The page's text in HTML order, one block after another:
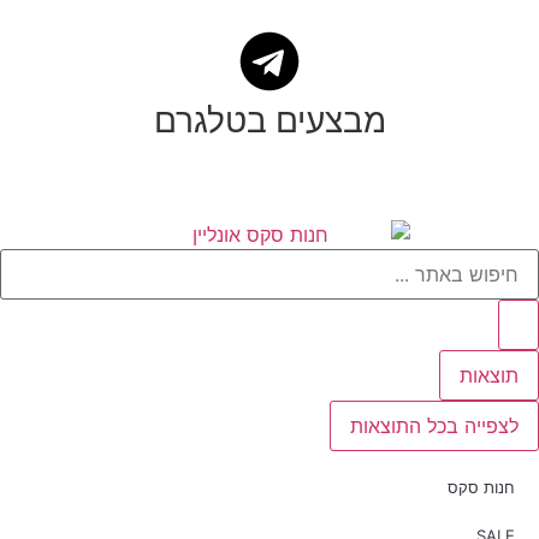
מבצעים בטלגרם
תוצאות
לצפייה בכל התוצאות
חנות סקס
SALE